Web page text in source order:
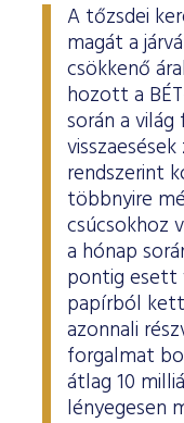
A tőzsdei
magát a
csökkenő
hozott a
során a
rendszerint
többnyire
csúcsokhoz
a hónap
pontig esett
papírból
azonnali
forgalmat
átlag 10
lényegesen